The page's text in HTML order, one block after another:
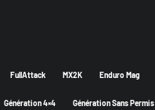
FullAttack MX2K Enduro Mag
Génération 4×4 Génération Sans Permis